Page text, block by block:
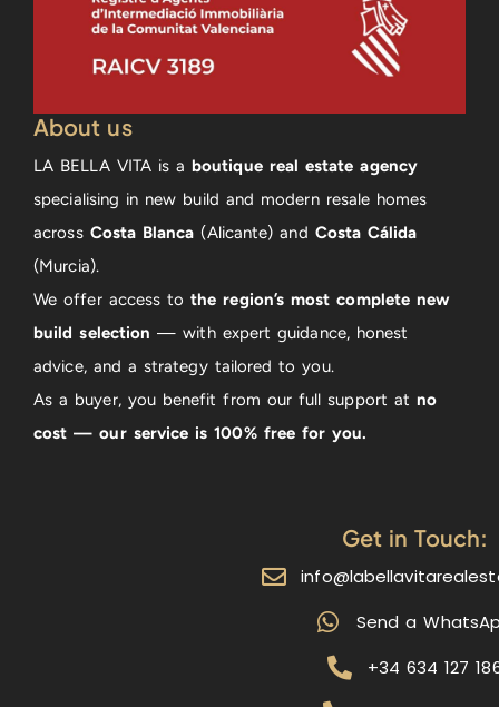
About us
LA BELLA VITA is a boutique real estate agency
specialising in new build and modern resale homes
across Costa Blanca(Alicante) and Costa Cálida
(Murcia).
We offer access tothe region’s most complete new
build selection — with expert guidance, honest
advice, and a strategy tailored to you.
As a buyer, you benefit from our full support at no
cost — our service is 100% free for you.
Get in Touch:
Send a
+34 634 127